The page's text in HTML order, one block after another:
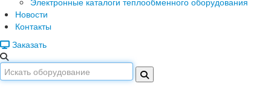
Новости
Контакты
Заказать